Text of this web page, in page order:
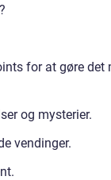
for at gøre det
og mysterier.
vendinger.